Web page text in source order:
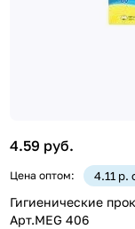
4.59 руб.
Цена оптом: 4.11 р.
Гигиенические
Арт.MEG 406